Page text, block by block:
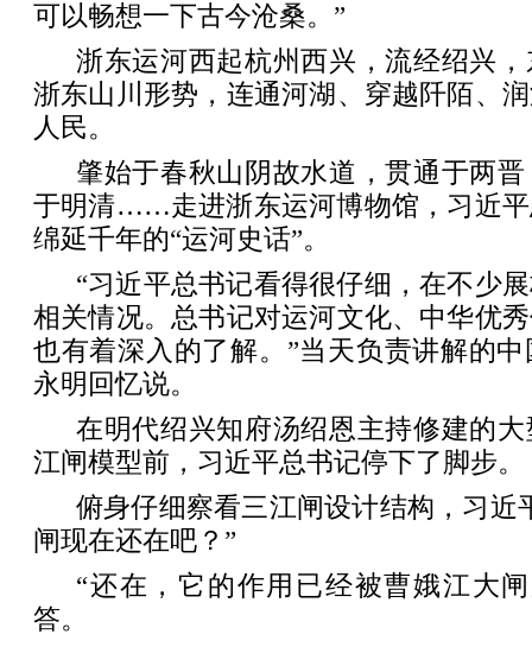
可以畅想一下古今沧桑。”
浙东运河西起杭州西兴，流经绍兴
浙东山川形势，连通河湖、穿越阡陌、
人民。
肇始于春秋山阴故水道，贯通于两
于明清……走进浙东运河博物馆，习近
绵延千年的“运河史话”。
“习近平总书记看得很仔细，在不少
相关情况。总书记对运河文化、中华优
也有着深入的了解。”当天负责讲解的
永明回忆说。
在明代绍兴知府汤绍恩主持修建的
江闸模型前，习近平总书记停下了脚步。
俯身仔细察看三江闸设计结构，习近
闸现在还在吧？”
“还在，它的作用已经被曹娥江大
答。